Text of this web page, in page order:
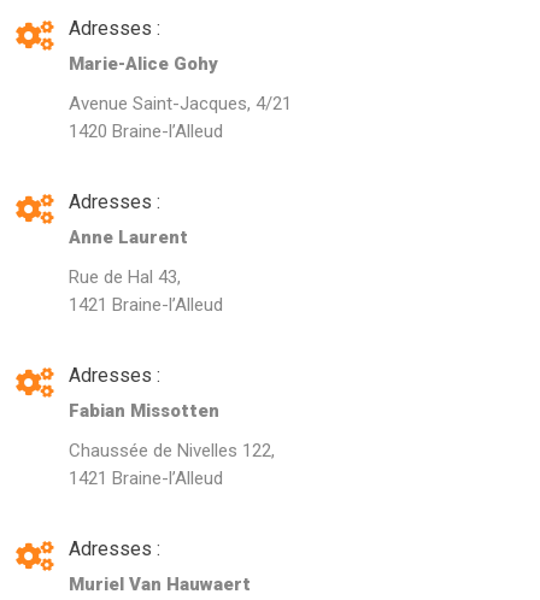
Adresses :
Marie-Alice Gohy
Avenue Saint-Jacques, 4/21
1420 Braine-l’Alleud
Adresses :
Anne Laurent
Rue de Hal 43,
1421 Braine-l’Alleud
Adresses :
Fabian Missotten
Chaussée de Nivelles 122,
1421 Braine-l’Alleud
Adresses :
Muriel Van Hauwaert